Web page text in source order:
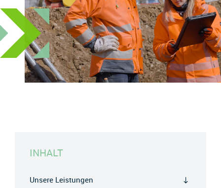
INHALT
Unsere Leistungen